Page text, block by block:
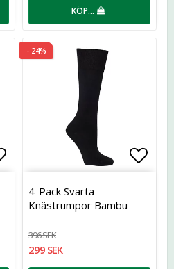
KÖP…
Lägg till i favoritlistan
- 24%
4-Pack Svarta
Knästrumpor Bambu
396 SEK
299 SEK